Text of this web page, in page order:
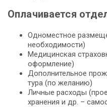
Оплачивается
Одноместное
необходимости)
Медицинская
оформление)
Дополнительное
тура (по желанию)
Личные расходы
хранения и др. –